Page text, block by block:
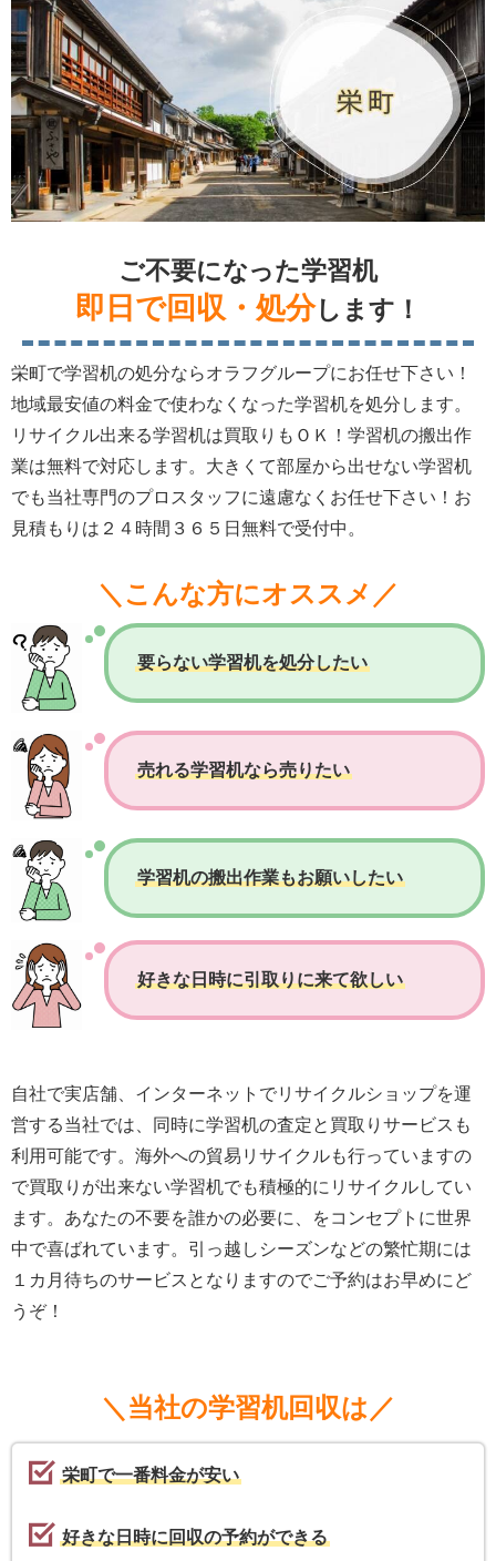
ご不要になった学習机
即日で回収・処分します！
栄町で学習机の処分ならオラフグループにお任せ下さい！
地域最安値の料金で使わなくなった学習机を処分します。
リサイクル出来る学習机は買取りもＯＫ！学習机の搬出作
業は無料で対応します。大きくて部屋から出せない学習机
でも当社専門のプロスタッフに遠慮なくお任せ下さい！お
見積もりは２４時間３６５日無料で受付中。
＼こんな方にオススメ／
要らない学習机を処分したい
売れる学習机なら売りたい
学習机の搬出作業もお願いしたい
好きな日時に引取りに来て欲しい
自社で実店舗、インターネットでリサイクルショップを運
営する当社では、同時に学習机の査定と買取りサービスも
利用可能です。海外への貿易リサイクルも行っていますの
で買取りが出来ない学習机でも積極的にリサイクルしてい
ます。あなたの不要を誰かの必要に、をコンセプトに世界
中で喜ばれています。引っ越しシーズンなどの繁忙期には
１カ月待ちのサービスとなりますのでご予約はお早めにど
うぞ！
＼当社の学習机回収は／
栄町で一番料金が安い
好きな日時に回収の予約ができる